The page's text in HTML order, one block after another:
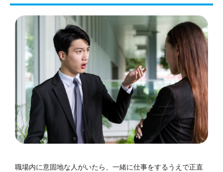
職場内に意固地な人がいたら、一緒に仕事をするうえで正直